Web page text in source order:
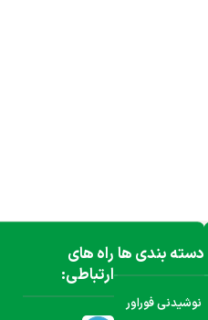
دسته بندی ها
نوشیدنی فوراور
راه های
ارتباطی: